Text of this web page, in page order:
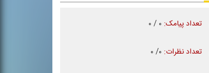
تعداد پیامک:
تعداد نظرات: